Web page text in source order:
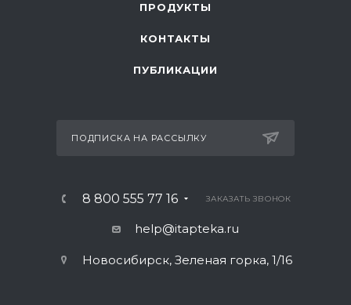
ПРОДУКТЫ
КОНТАКТЫ
ПУБЛИКАЦИИ
ПОДПИСКА НА РАССЫЛКУ
8 800 555 77 16 ЗАКАЗАТЬ ЗВОНОК
help@itapteka.ru
Новосибирск, Зеленая горка, 1/16